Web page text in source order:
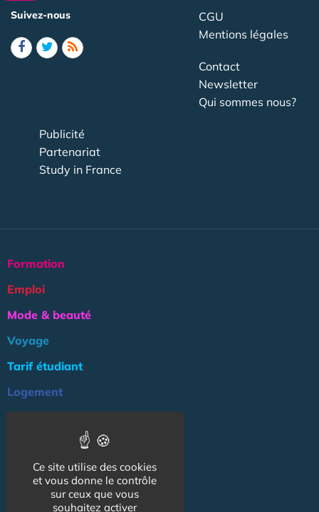
Suivez-nous
CGU
Mentions légales
Contact
Newsletter
Qui sommes nous?
Publicité
Partenariat
Study in France
Formation
Emploi
Mode & beauté
Voyage
Tarif étudiant
Logement
Association
NOS AUTRES SITES :
Ce site utilise des cookies
et vous donne le contrôle
sur ceux que vous
souhaitez activer